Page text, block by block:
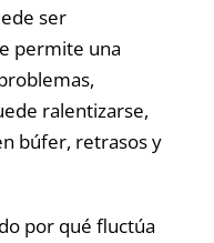
ser
permite una
ralentizarse,
búfer, retrasos y
por qué fluctúa